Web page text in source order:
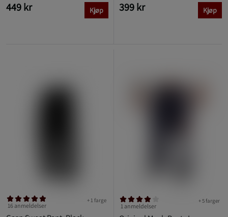
449 kr Kjøp 399 kr Kjøp
+ 1 farge
16 anmeldelser
+ 5 farger
1 anmeldelser